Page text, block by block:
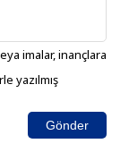
imalar, inançlara
yazılmış
Gönder